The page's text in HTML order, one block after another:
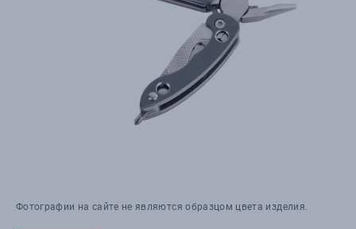
Фотографии на сайте не являются образцом цвета изделия.